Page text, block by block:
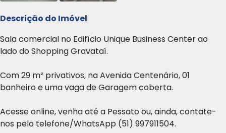
Descrição do Imóvel
Sala comercial no Edifício Unique Business Center ao
lado do Shopping Gravataí.
Com 29 m² privativos, na Avenida Centenário, 01
banheiro e uma vaga de Garagem coberta.
Acesse online, venha até a Pessato ou, ainda, contate-
nos pelo telefone/WhatsApp (51) 997911504.